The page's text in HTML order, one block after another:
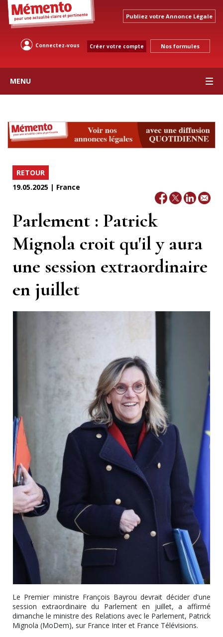
Publiez votre Annonce Légale
Connectez-vous Créer votre compte Nos formules
MENU
RETOUR
19.05.2025 | France
Parlement : Patrick
Mignola croit qu'il y aura
une session extraordinaire
en juillet
Le Premier ministre François Bayrou devrait décider d'une
session extraordinaire du Parlement en juillet, a affirmé
dimanche le ministre des Relations avec le Parlement, Patrick
Mignola (MoDem), sur France Inter et France Télévisions.